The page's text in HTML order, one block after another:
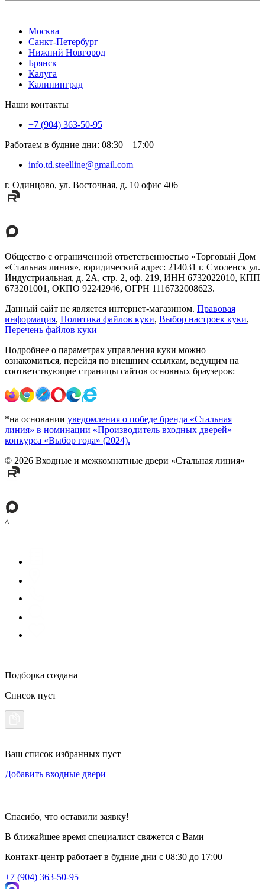
Москва
Санкт-Петербург
Нижний Новгород
Брянск
Калуга
Калининград
Наши контакты
+7 (904) 363-50-95
Работаем в будние дни: 08:30 – 17:00
info.td.steelline@gmail.com
г. Одинцово, ул. Восточная, д. 10 офис 406
Общество с ограниченной ответственностью «Торговый Дом
«Стальная линия», юридический адрес: 214031 г. Смоленск ул.
Индустриальная, д. 2А, стр. 2, оф. 219, ИНН 6732022010, КПП
673201001, ОКПО 92242946, ОГРН 1116732008623.
Данный сайт не является интернет-магазином. Правовая
информация, Политика файлов куки, Выбор настроек куки,
Перечень файлов куки
Подробнее о параметрах управления куки можно
ознакомиться, перейдя по внешним ссылкам, ведущим на
соответствующие страницы сайтов основных браузеров:
*на основании уведомления о победе бренда «Стальная
линия» в номинации «Производитель входных дверей»
конкурса «Выбор года» (2024).
© 2026 Входные и межкомнатные двери «Стальная линия» |
^
Подборка создана
Список пуст
Ваш список избранных пуст
Добавить входные двери
Спасибо, что оставили заявку!
В ближайшее время специалист свяжется с Вами
Контакт-центр работает в будние дни c 08:30 до 17:00
+7 (904) 363-50-95